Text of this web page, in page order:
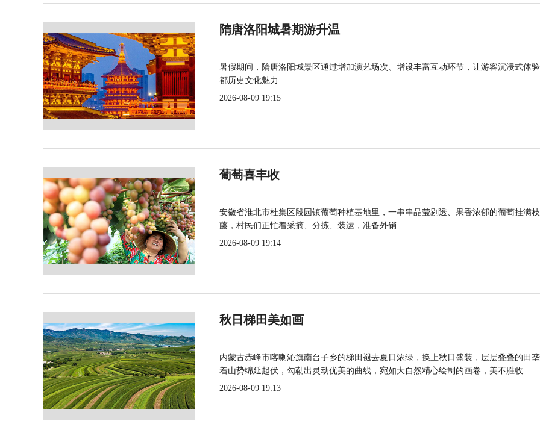
隋唐洛阳城暑期游升温
暑假期间，隋唐洛阳城景区通过增加演艺场次、增设丰富互动环节，让游客沉浸式体
都历史文化魅力
2026-08-09 19:15
葡萄喜丰收
安徽省淮北市杜集区段园镇葡萄种植基地里，一串串晶莹剔透、果香浓郁的葡萄挂满枝
藤，村民们正忙着采摘、分拣、装运，准备外销
2026-08-09 19:14
秋日梯田美如画
内蒙古赤峰市喀喇沁旗南台子乡的梯田褪去夏日浓绿，换上秋日盛装，层层叠叠的田
着山势绵延起伏，勾勒出灵动优美的曲线，宛如大自然精心绘制的画卷，美不胜收
2026-08-09 19:13